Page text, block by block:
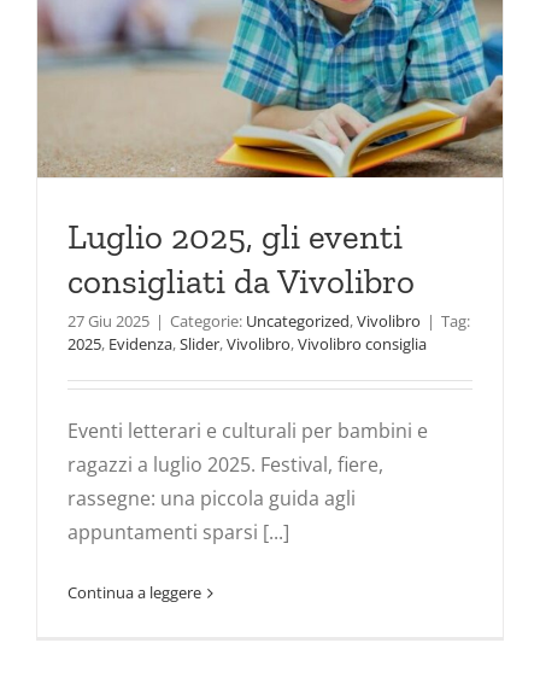
Luglio 2025, gli eventi
consigliati da Vivolibro
27 Giu 2025 | Categorie: Uncategorized,Vivolibro | Tag:
2025, Evidenza,Slider,Vivolibro,Vivolibro consiglia
Eventi letterari e culturali per bambini e
ragazzi a luglio 2025. Festival, fiere,
rassegne: una piccola guida agli
appuntamenti sparsi [...]
Continua a leggere